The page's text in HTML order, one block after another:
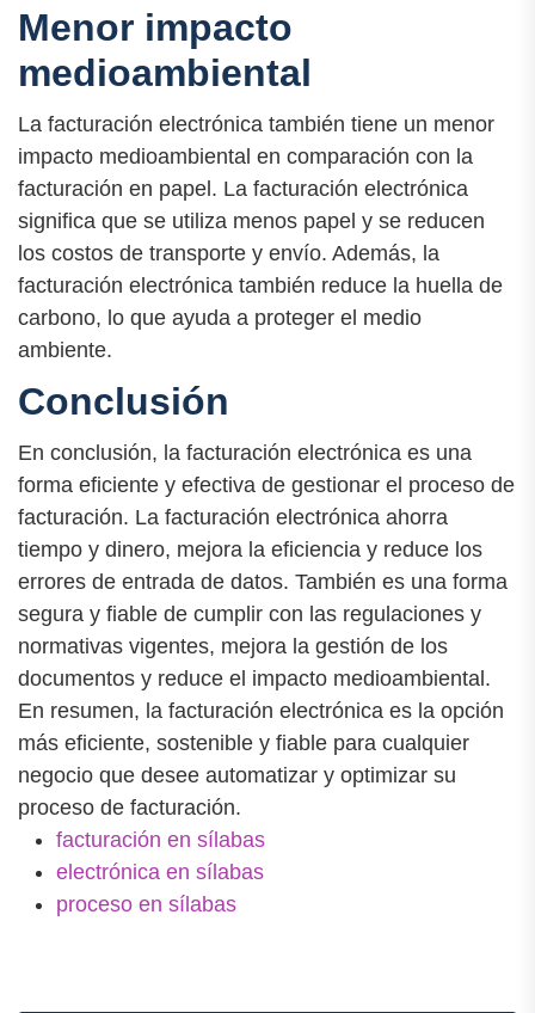
Menor impacto
medioambiental
La facturación electrónica también tiene un menor
impacto medioambiental en comparación con la
facturación en papel. La facturación electrónica
significa que se utiliza menos papel y se reducen
los costos de transporte y envío. Además, la
facturación electrónica también reduce la huella de
carbono, lo que ayuda a proteger el medio
ambiente.
Conclusión
En conclusión, la facturación electrónica es una
forma eficiente y efectiva de gestionar el proceso de
facturación. La facturación electrónica ahorra
tiempo y dinero, mejora la eficiencia y reduce los
errores de entrada de datos. También es una forma
segura y fiable de cumplir con las regulaciones y
normativas vigentes, mejora la gestión de los
documentos y reduce el impacto medioambiental.
En resumen, la facturación electrónica es la opción
más eficiente, sostenible y fiable para cualquier
negocio que desee automatizar y optimizar su
proceso de facturación.
facturación en sílabas
electrónica en sílabas
proceso en sílabas